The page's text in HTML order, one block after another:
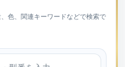
色、関連キーワードなどで検索で